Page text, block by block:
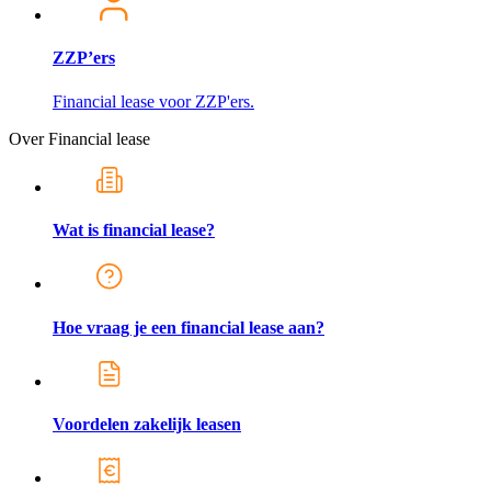
ZZP’ers
Financial lease voor ZZP'ers.
Over Financial lease
Wat is financial lease?
Hoe vraag je een financial lease aan?
Voordelen zakelijk leasen